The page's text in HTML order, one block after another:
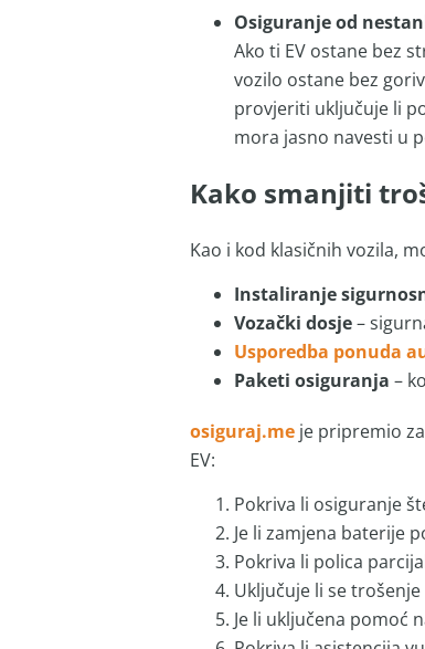
Osiguranje od
Ako ti EV ostane bez
vozilo ostane bez
provjeriti uključuje li
mora jasno navesti u
Kako smanjiti
Kao i kod klasičnih vozila,
Instaliranje
Vozački dosje–
Usporedba ponuda
Paketi osiguranja –
osiguraj.meje pripremio za
EV:
Pokriva li osiguranje
Je li zamjena baterije
Pokriva li polica
Uključuje li se
Je li uključena pomoć